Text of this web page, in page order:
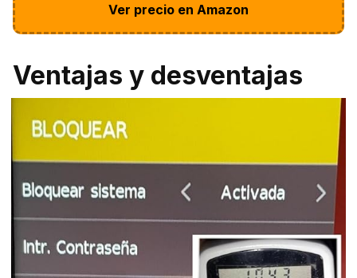
Ver precio en Amazon
Ventajas y desventajas